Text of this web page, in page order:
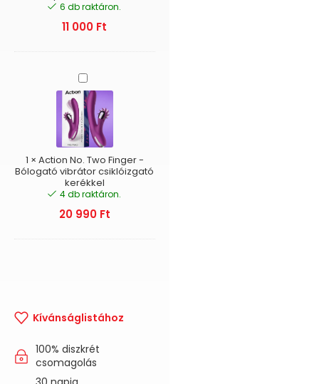
6 db raktáron.
11 000 Ft
Action
No.
Two
Finger
-
Bólogató
vibrátor
csiklóizgató
kerékkel
1 × Action No. Two Finger -
Bólogató vibrátor csiklóizgató
kerékkel
4 db raktáron.
20 990 Ft
Kívánságlistához
100% diszkrét
csomagolás